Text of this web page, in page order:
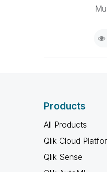
Products
All Products
Qlik Cloud
Qlik Sense